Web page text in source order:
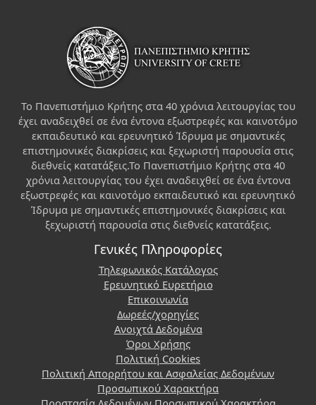
Το Πανεπιστήμιο Κρήτης στα 40 χρόνια λειτουργίας του
έχει αναδειχθεί σε ένα έντονα εξωστρεφές και καινοτόμο
εκπαιδευτικό και ερευνητικό Ίδρυμα με σημαντικές
επιστημονικές διακρίσεις και ξεχωριστή παρουσία στις
διεθνείς κατατάξεις.Το Πανεπιστήμιο Κρήτης στα 40
χρόνια λειτουργίας του έχει αναδειχθεί σε ένα έντονα
εξωστρεφές και καινοτόμο εκπαιδευτικό και ερευνητικό
Ίδρυμα με σημαντικές επιστημονικές διακρίσεις και
ξεχωριστή παρουσία στις διεθνείς κατατάξεις.
Γενικές Πληροφορίες
Τηλεφωνικός Κατάλογος
Ερευνητικό Ευρετήριο
Επικοινωνία
Δωρεές/χορηγίες
Ανοιχτά Δεδομένα
Όροι Χρήσης
Πολιτική Cookies
Πολιτική Απορρήτου και Ασφαλείας Δεδομένων
Προσωπικού Χαρακτήρα